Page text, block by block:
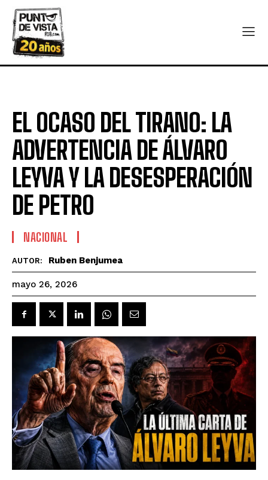
EL OCASO DEL TIRANO: LA
ADVERTENCIA DE ÁLVARO
LEYVA Y LA DESESPERACIÓN
DE PETRO
NACIONAL
AUTOR: Ruben Benjumea
mayo 26, 2026